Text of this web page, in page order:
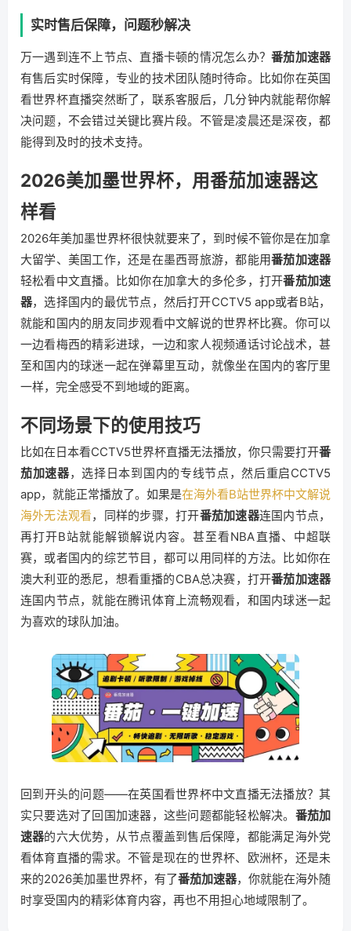
实时售后保障，问题秒解决
万一遇到连不上节点、直播卡顿的情况怎么办？番茄加速器
有售后实时保障，专业的技术团队随时待命。比如你在英国
看世界杯直播突然断了，联系客服后，几分钟内就能帮你解
决问题，不会错过关键比赛片段。不管是凌晨还是深夜，都
能得到及时的技术支持。
2026美加墨世界杯，用番茄加速器这
样看
2026年美加墨世界杯很快就要来了，到时候不管你是在加拿
大留学、美国工作，还是在墨西哥旅游，都能用番茄加速器
轻松看中文直播。比如你在加拿大的多伦多，打开番茄加速
器，选择国内的最优节点，然后打开CCTV5 app或者B站，
就能和国内的朋友同步观看中文解说的世界杯比赛。你可以
一边看梅西的精彩进球，一边和家人视频通话讨论战术，甚
至和国内的球迷一起在弹幕里互动，就像坐在国内的客厅里
一样，完全感受不到地域的距离。
不同场景下的使用技巧
比如在日本看CCTV5世界杯直播无法播放，你只需要打开番
茄加速器，选择日本到国内的专线节点，然后重启CCTV5
app，就能正常播放了。如果是在海外看B站世界杯中文解说
海外无法观看，同样的步骤，打开番茄加速器连国内节点，
再打开B站就能解锁解说内容。甚至看NBA直播、中超联
赛，或者国内的综艺节目，都可以用同样的方法。比如你在
澳大利亚的悉尼，想看重播的CBA总决赛，打开番茄加速器
连国内节点，就能在腾讯体育上流畅观看，和国内球迷一起
为喜欢的球队加油。
回到开头的问题——在英国看世界杯中文直播无法播放？其
实只要选对了回国加速器，这些问题都能轻松解决。 番茄加
速器的六大优势，从节点覆盖到售后保障，都能满足海外党
看体育直播的需求。不管是现在的世界杯、欧洲杯，还是未
来的2026美加墨世界杯，有了番茄加速器，你就能在海外随
时享受国内的精彩体育内容，再也不用担心地域限制了。